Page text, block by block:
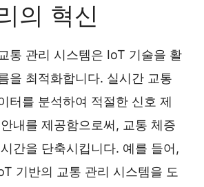
의 혁신
통 관리 시스템은 IoT 기술을 활
을 최적화합니다. 실시간 교통
터를 분석하여 적절한 신호 제
내를 제공함으로써, 교통 체증
간을 단축시킵니다. 예를 들어,
기반의 교통 관리 시스템을 도